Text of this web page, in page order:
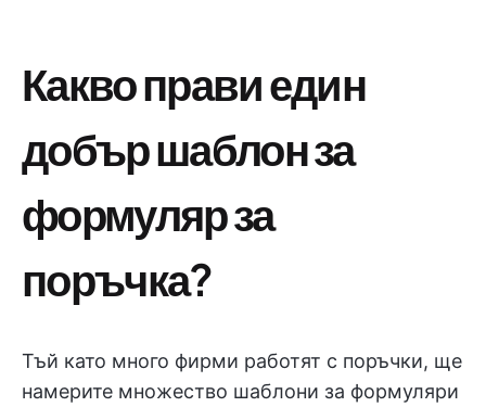
Какво прави един
добър шаблон за
формуляр за
поръчка?
Тъй като много фирми работят с поръчки, ще
намерите множество шаблони за формуляри